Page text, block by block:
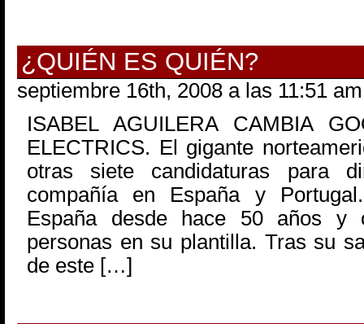
¿QUIÉN ES QUIÉN?
septiembre 16th, 2008 a las 11:51
ISABEL AGUILERA CAMBIA
ELECTRICS. El gigante
otras siete candidaturas para
compañía en España y
España desde hace 50 años y
personas en su plantilla. Tras su
de este […]